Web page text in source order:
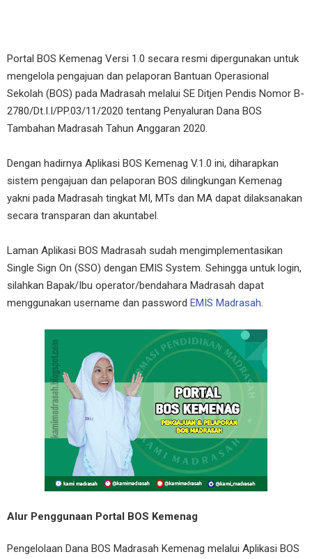
Portal BOS Kemenag Versi 1.0 secara resmi dipergunakan untuk
mengelola pengajuan dan pelaporan Bantuan Operasional
Sekolah (BOS) pada Madrasah melalui SE Ditjen Pendis Nomor B-
2780/Dt.I.I/PP.03/11/2020 tentang Penyaluran Dana BOS
Tambahan Madrasah Tahun Anggaran 2020.
Dengan hadirnya Aplikasi BOS Kemenag V.1.0 ini, diharapkan
sistem pengajuan dan pelaporan BOS dilingkungan Kemenag
yakni pada Madrasah tingkat MI, MTs dan MA dapat dilaksanakan
secara transparan dan akuntabel.
Laman Aplikasi BOS Madrasah sudah mengimplementasikan
Single Sign On (SSO) dengan EMIS System. Sehingga untuk login,
silahkan Bapak/Ibu operator/bendahara Madrasah dapat
menggunakan username dan password EMIS Madrasah.
Alur Penggunaan Portal BOS Kemenag
Pengelolaan Dana BOS Madrasah Kemenag melalui Aplikasi BOS